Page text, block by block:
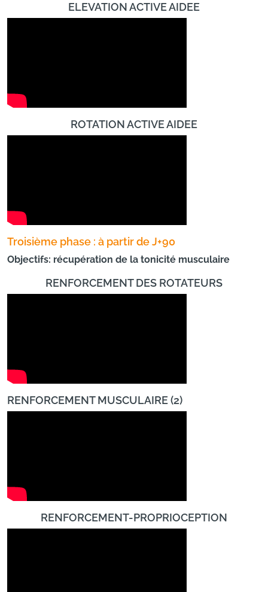
ELEVATION ACTIVE AIDEE
ROTATION ACTIVE AIDEE
Troisième phase : à partir de J+90
Objectifs: récupération de la tonicité musculaire
RENFORCEMENT DES ROTATEURS
RENFORCEMENT MUSCULAIRE (2)
RENFORCEMENT-PROPRIOCEPTION